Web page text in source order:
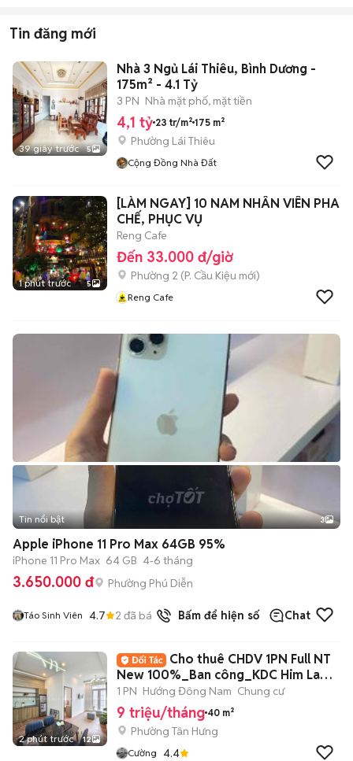
Tin đăng mới
39 giây trước 5
Nhà 3 Ngủ Lái Thiêu, Bình Dương -
175m² - 4.1 Tỷ
3 PN Nhà mặt phố, mặt tiền
4,1 tỷ 23 tr/m² 175 m²
Phường Lái Thiêu
Cộng Đồng Nhà Đất
1 phút trước 5
[LÀM NGAY] 10 NAM NHÂN VIÊN PHA
CHẾ, PHỤC VỤ
Reng Cafe
Đến 33.000 đ/giờ
Phường 2 (P. Cầu Kiệu mới)
Reng Cafe
Tin nổi bật 3
Apple iPhone 11 Pro Max 64GB 95%
iPhone 11 Pro Max 64 GB 4-6 tháng
3.650.000 đ Phường Phú Diễn
Táo Sinh Viên 4.7 2 đã bán Bấm để hiện số Chat
2 phút trước 12
Cho thuê CHDV 1PN Full NT
New 100%_Ban công_KDC Him Lam
Quận 7.
1 PN Hướng Đông Nam Chung cư
9 triệu/tháng 40 m²
Phường Tân Hưng
Cường 4.4